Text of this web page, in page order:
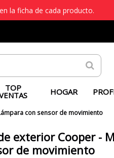
la ficha de cada producto.
TOP HOGAR
con sensor de movimiento
exterior Cooper -
de movimiento